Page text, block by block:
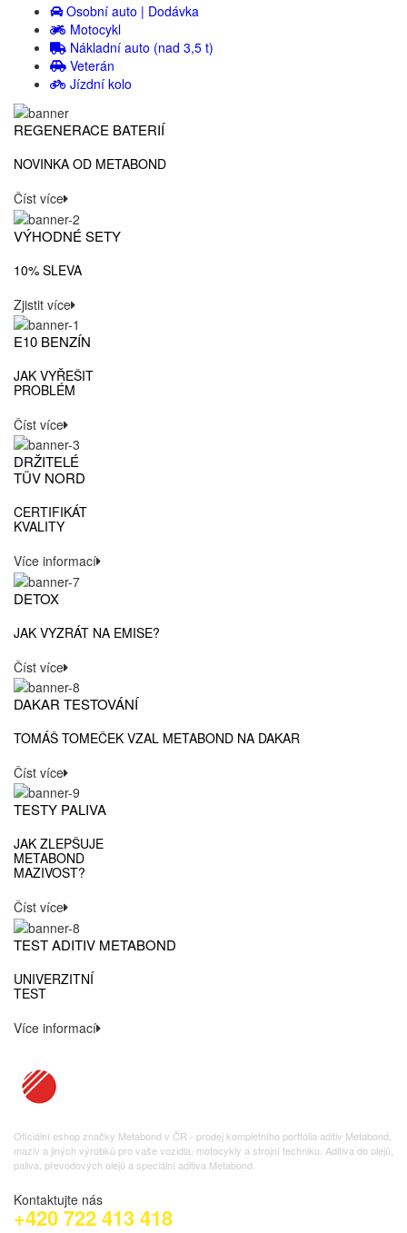
Osobní auto | Dodávka
Motocykl
Nákladní auto (nad 3,5 t)
Veterán
Jízdní kolo
REGENERACE BATERIÍ
NOVINKA OD METABOND
Číst více
VÝHODNÉ SETY
10% SLEVA
Zjistit více
E10 BENZÍN
JAK VYŘEŠIT
PROBLÉM
Číst více
DRŽITELÉ
TÜV NORD
CERTIFIKÁT
KVALITY
Více informací
DETOX
JAK VYZRÁT NA EMISE?
Číst více
DAKAR TESTOVÁNÍ
TOMÁŠ TOMEČEK VZAL METABOND NA DAKAR
Číst více
TESTY PALIVA
JAK ZLEPŠUJE
METABOND
MAZIVOST?
Číst více
TEST ADITIV METABOND
UNIVERZITNÍ
TEST
Více informací
Oficiální eshop značky Metabond v ČR - prodej kompletního portfólia aditiv Metabond,
maziv a jiných výrobků pro vaše vozidla, motocykly a strojní techniku. Aditiva do olejů,
paliva, převodových olejů a speciální aditiva Metabond.
Kontaktujte nás
+420 722 413 418